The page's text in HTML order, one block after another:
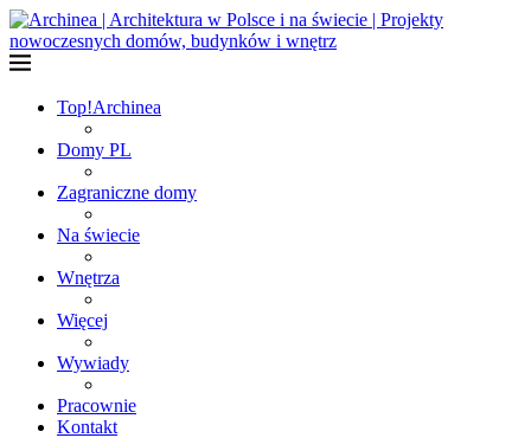
Top!Archinea
Domy PL
Zagraniczne domy
Na świecie
Wnętrza
Więcej
Wywiady
Pracownie
Kontakt